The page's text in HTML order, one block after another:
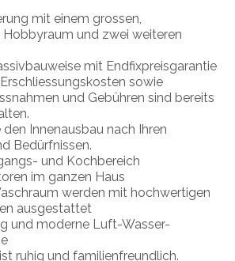
mit einem grossen,
und zwei weiteren
mit Endfixpreisgarantie
sowie
und Gebühren sind bereits
Innenausbau nach Ihren
Bedürfnissen.
und Kochbereich
im ganzen Haus
werden mit hochwertigen
ausgestattet
und moderne Luft-Wasser-
ruhig und familienfreundlich.